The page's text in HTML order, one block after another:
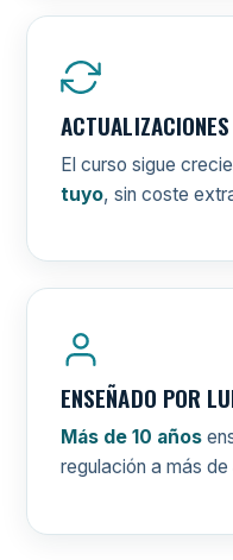
El curso sigue
tuyo, sin coste
ENSEÑADO POR
Más de 10 años
regulación a más de